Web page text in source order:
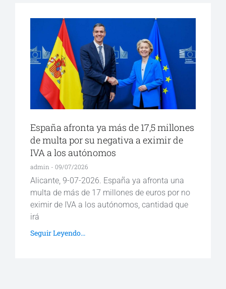
España afronta ya más de 17,5 millones
de multa por su negativa a eximir de
IVA a los autónomos
admin 09/07/2026
Alicante, 9-07-2026. España ya afronta una
multa de más de 17 millones de euros por no
eximir de IVA a los autónomos, cantidad que
irá
Seguir Leyendo...